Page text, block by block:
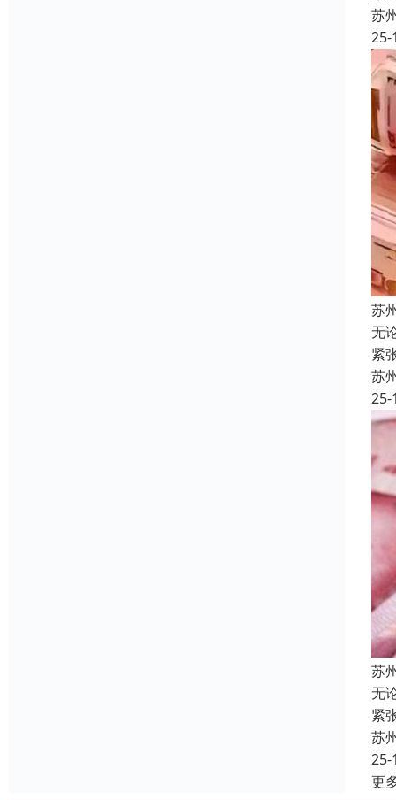
苏
25-
苏
无
紧
苏
25-
苏
无
紧
苏
25-
更